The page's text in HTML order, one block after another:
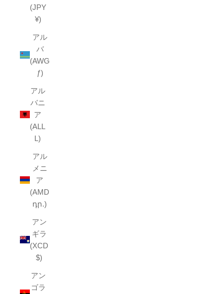
(JPY
¥)
アル
バ
(AWG
ƒ)
アル
バニ
ア
(ALL
L)
アル
メニ
ア
(AMD
դր.)
アン
ギラ
(XCD
$)
アン
ゴラ